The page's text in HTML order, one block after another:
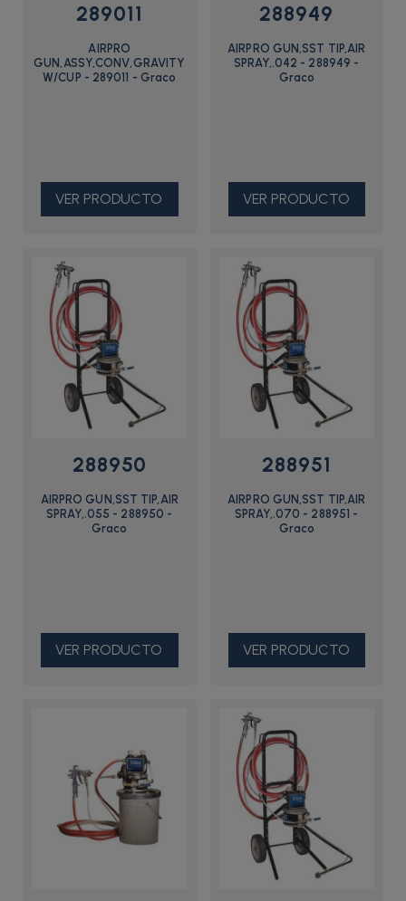
289011
AIRPRO
GUN,ASSY,CONV,GRAVITY
W/CUP - 289011 - Graco
VER PRODUCTO
288949
AIRPRO GUN,SST TIP,AIR
SPRAY,.042 - 288949 -
Graco
VER PRODUCTO
288950
AIRPRO GUN,SST TIP,AIR
SPRAY,.055 - 288950 -
Graco
VER PRODUCTO
288951
AIRPRO GUN,SST TIP,AIR
SPRAY,.070 - 288951 -
Graco
VER PRODUCTO